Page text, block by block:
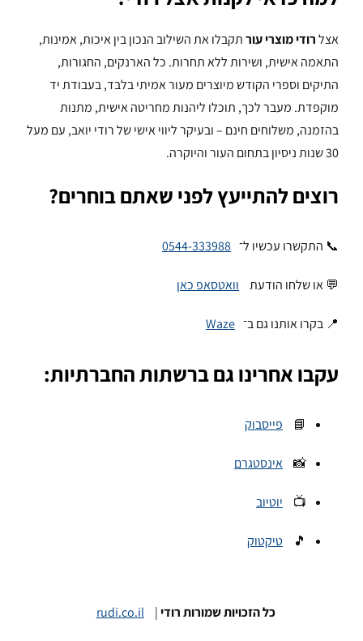
אצלרודי מוצרי עורתקבלו את השילוב הנכון בין איכות, אמינות,
התאמה אישית, ושירות ללא תחרות. כל הארנקים, החגורות,
התיקים וספרי הקודש מיוצרים מעור אמיתי בלבד, בעבודת יד
מוקפדת. מעבר לכך, תוכלו ליהנות מחריטה אישית, מתנות
בהזמנה, משלוחים חינם – ובעיקר ליווי אישי של רודי יואב, עם מעל
30 שנות ניסיון בתחום העור והיוקרה.
רוצים להתייעץ לפני שאתם בוחרים?
📞 התקשרו עכשיו ל־ 0544-333988
💬 או שלחו הודעת וואטסאפ כאן
📍 בקרו אותנו גם ב־ Waze
עקבו אחרינו גם ברשתות החברתיות:
📘 פייסבוק
📸 אינסטגרם
📺 יוטיוב
🎵 טיקטוק
כל הזכויות שמורות רודי|
rudi.co.il